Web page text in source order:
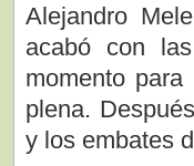
Alejandro
acabó con
momento
plena.
y los embates